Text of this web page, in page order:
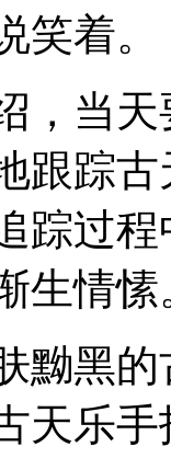
笑着。
当天
跟踪
踪过
生情愫
黑的
天乐